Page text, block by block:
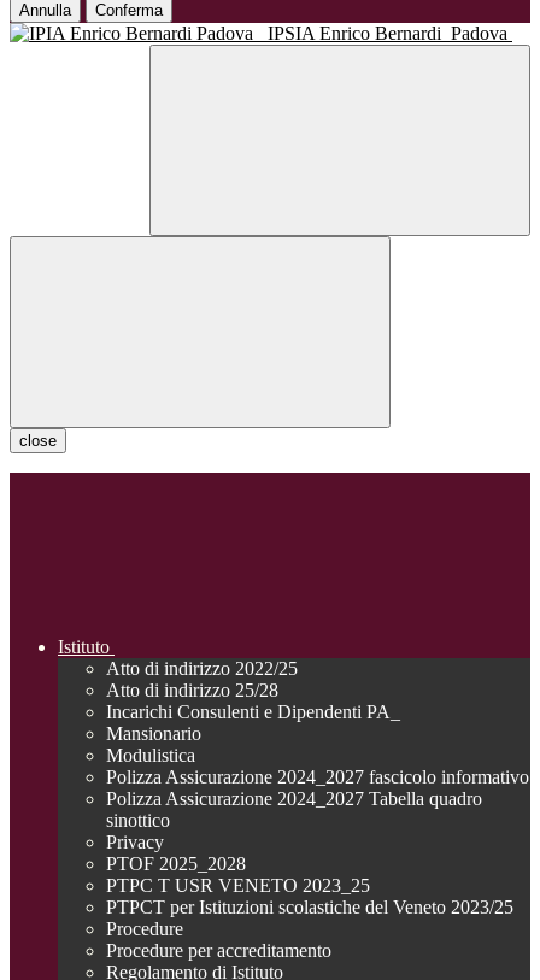
Annulla Conferma
IPSIA Enrico Bernardi Padova
close
Istituto
Atto di indirizzo 2022/25
Atto di indirizzo 25/28
Incarichi Consulenti e Dipendenti PA_
Mansionario
Modulistica
Polizza Assicurazione 2024_2027 fascicolo informativo
Polizza Assicurazione 2024_2027 Tabella quadro
sinottico
Privacy
PTOF 2025_2028
PTPC T USR VENETO 2023_25
PTPCT per Istituzioni scolastiche del Veneto 2023/25
Procedure
Procedure per accreditamento
Regolamento di Istituto